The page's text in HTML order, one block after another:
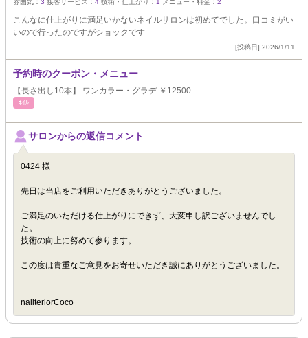
雰囲気： 3 接客サービス： 4 技術・仕上がり： 1 メニュー・料金： 2
こんなに仕上がりに満足いかないネイルサロンは初めてでした。口コミがい
いので行ったのですがショックです
[投稿日] 2026/1/11
予約時のクーポン・メニュー
【長さ出し10本】 ワンカラー・グラデ ￥12500
ﾈｲﾙ
サロンからの返信コメント
0424 様
先日は当店をご利用いただきありがとうございました。
ご満足のいただける仕上がりにできず、大変申し訳ございませんでし
た。
技術の向上に努めて参ります。
この度は貴重なご意見をお寄せいただき誠にありがとうございました。
nailteriorCoco